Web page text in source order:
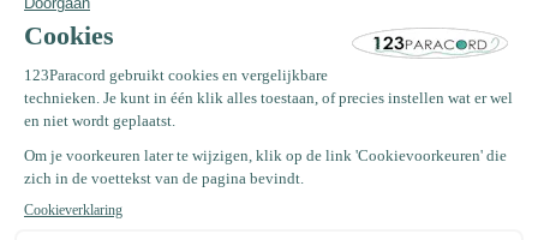
Productomschrijving
Specificaties
Recent bekeken